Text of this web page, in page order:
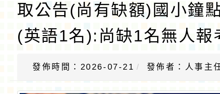
取公告(尚有缺額)國小鐘
(英語1名):尚缺1名無人報
發佈時間：2026-07-21 發佈者：人事主